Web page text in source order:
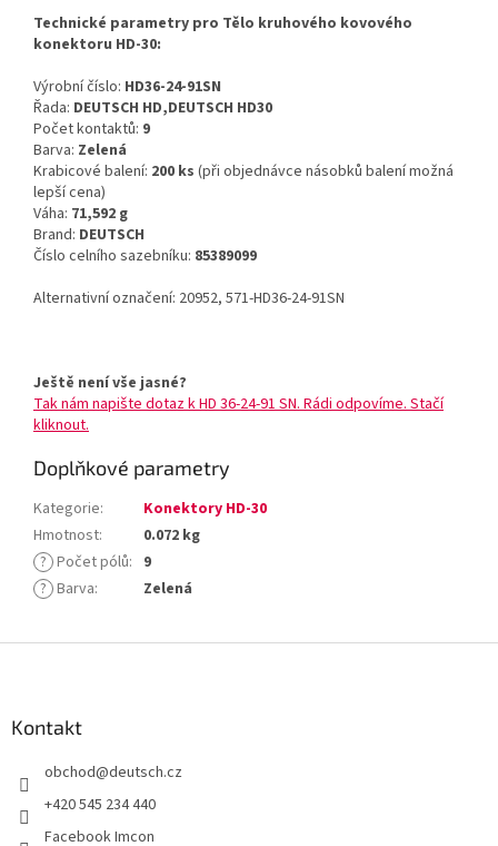
Technické parametry pro Tělo kruhového kovového
konektoru HD-30:
Výrobní číslo: HD36-24-91SN
Řada: DEUTSCH HD,DEUTSCH HD30
Počet kontaktů: 9
Barva: Zelená
Krabicové balení: 200 ks (při objednávce násobků balení možná
lepší cena)
Váha: 71,592 g
Brand: DEUTSCH
Číslo celního sazebníku: 85389099
Alternativní označení: 20952, 571-HD36-24-91SN
Ještě není vše jasné?
Tak nám napište dotaz k HD 36-24-91 SN. Rádi odpovíme. Stačí
kliknout.
Doplňkové parametry
Kategorie:
Konektory HD-30
Hmotnost:
0.072 kg
? Počet pólů: 9
? Barva: Zelená
Kontakt
obchod@deutsch.cz
+420 545 234 440
Facebook Imcon